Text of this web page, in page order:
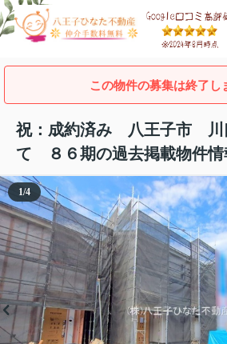
この物件の募集は終了し
祝：成約済み 八王子市
て ８６期の過去掲載物件情
1/4